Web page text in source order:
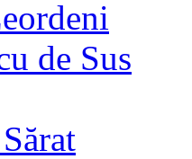
de Sus